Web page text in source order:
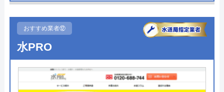
●受付時間
●定休日
●出張見積もり 出張見積もり無料
●支払い方法
現金、銀行振込、クレジットカー
おすすめ業者⑫
水PRO